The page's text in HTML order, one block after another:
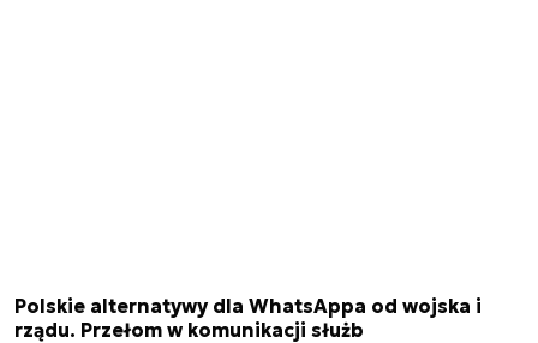
Polskie alternatywy dla WhatsAppa od wojska i
rządu. Przełom w komunikacji służb